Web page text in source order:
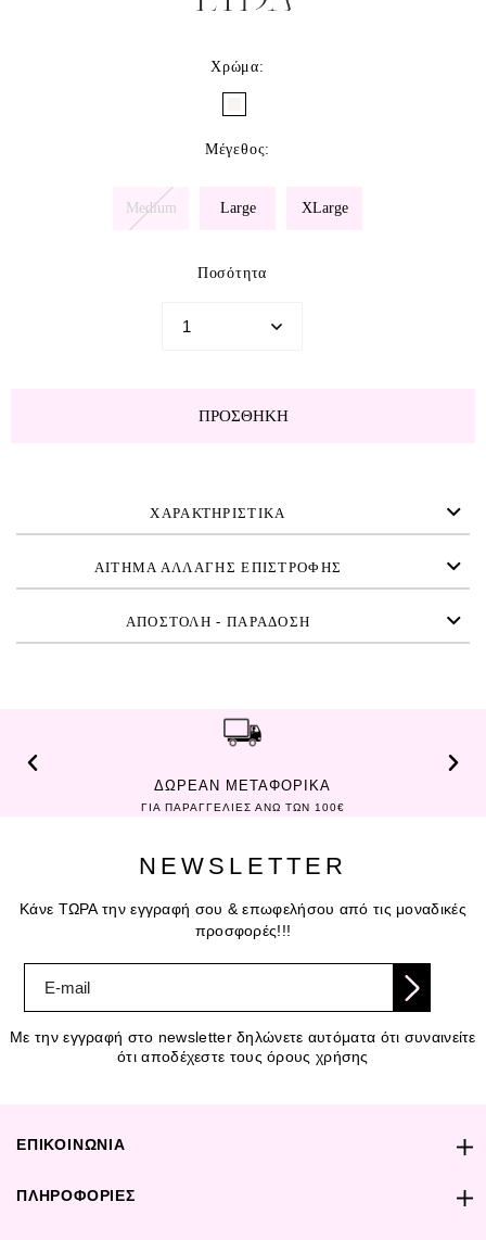
Χρώμα:
Μέγεθος:
Medium Large XLarge
Ποσότητα
ΠΡΟΣΘΉΚΗ
ΧΑΡΑΚΤΗΡΙΣΤΙΚΑ
ΑΙΤΗΜΑ ΑΛΛΑΓΗΣ ΕΠΙΣΤΡΟΦΗΣ
ΑΠΟΣΤΟΛΗ - ΠΑΡΑΔΟΣΗ
ΔΩΡΕΑΝ ΜΕΤΑΦΟΡΙΚΑ
ΓΙΑ ΠΑΡΑΓΓΕΛΙΕΣ ΑΝΩ ΤΩΝ 100€
NEWSLETTER
Κάνε ΤΩΡΑ την εγγραφή σου & επωφελήσου από τις μοναδικές
προσφορές!!!
Με την εγγραφή στο newsletter δηλώνετε αυτόματα ότι συναινείτε
ότι αποδέχεστε τους όρους χρήσης
ΕΠΙΚΟΙΝΩΝΙΑ
ΠΛΗΡΟΦΟΡΙΕΣ